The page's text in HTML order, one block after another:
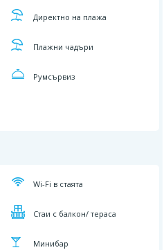
Директно на плажa
Плажни чадъри
Румсървиз
Wi-Fi в стаята
Стаи с балкон/ тераса
Минибар